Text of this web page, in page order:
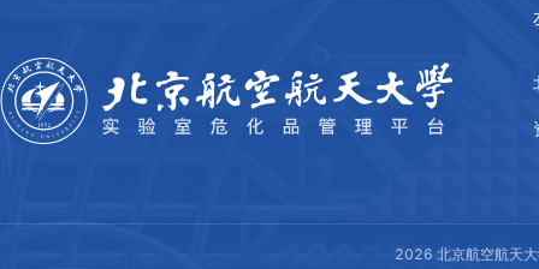
2026 北京航空航天